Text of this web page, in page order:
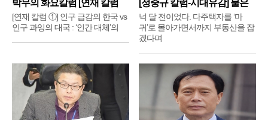
박무의 화요칼럼 [연재 칼럼
①]
[연재 칼럼 ①] 인구 급감의 한국 vs
인구 과잉의 대국 : ‘인간 대체’의
[정중규 칼럼-시대유감] 물은
배
넉 달 전이었다. 다주택자를 ‘마
귀’로 몰아가면서까지 부동산을 잡
겠다며